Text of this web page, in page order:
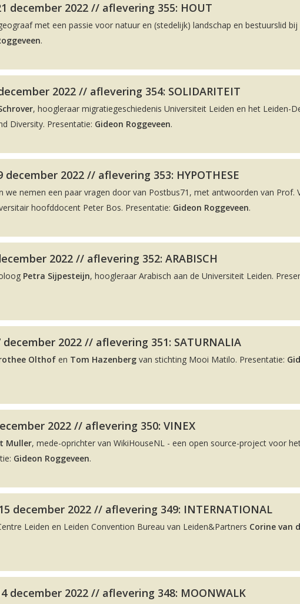
december 2022 // aflevering 355: HOUT
met een passie voor natuur en (stedelijk) landschap en bestuurslid bij
.
2022 // aflevering 354: SOLIDARITEIT
, hoogleraar migratiegeschiedenis Universiteit Leiden en het Leiden-
Diversity. Presentatie: Gideon Roggeveen.
2022 // aflevering 353: HYPOTHESE
we nemen een paar vragen door van Postbus71, met antwoorden van Prof.
hoofddocent Peter Bos. Presentatie: Gideon Roggeveen.
2022 // aflevering 352: ARABISCH
Petra Sijpesteijn, hoogleraar Arabisch aan de Universiteit Leiden.
2022 // aflevering 351: SATURNALIA
Olthof en Tom Hazenberg van stichting Mooi Matilo. Presentatie:
2022 // aflevering 350: VINEX
Muller, mede-oprichter van WikiHouseNL - een open source-project voor
Gideon Roggeveen.
december 2022 // aflevering 349: INTERNATIONAL
Leiden en Leiden Convention Bureau van Leiden&Partners Corine van
december 2022 // aflevering 348: MOONWALK